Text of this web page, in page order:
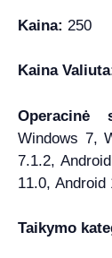
Kaina: 250
Kaina
Operacinė
Windows 7,
7.1.2,
11.0, Android
Taikymo